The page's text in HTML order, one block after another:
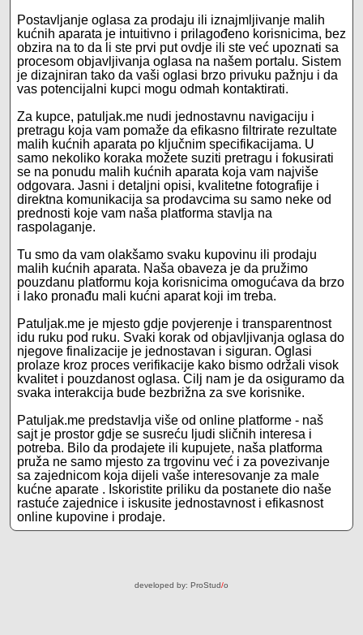
Postavljanje oglasa za prodaju ili iznajmljivanje malih
kućnih aparata je intuitivno i prilagođeno korisnicima, bez
obzira na to da li ste prvi put ovdje ili ste već upoznati sa
procesom objavljivanja oglasa na našem portalu. Sistem
je dizajniran tako da vaši oglasi brzo privuku pažnju i da
vas potencijalni kupci mogu odmah kontaktirati.
Za kupce, patuljak.me nudi jednostavnu navigaciju i
pretragu koja vam pomaže da efikasno filtrirate rezultate
malih kućnih aparata po ključnim specifikacijama. U
samo nekoliko koraka možete suziti pretragu i fokusirati
se na ponudu malih kućnih aparata koja vam najviše
odgovara. Jasni i detaljni opisi, kvalitetne fotografije i
direktna komunikacija sa prodavcima su samo neke od
prednosti koje vam naša platforma stavlja na
raspolaganje.
Tu smo da vam olakšamo svaku kupovinu ili prodaju
malih kućnih aparata. Naša obaveza je da pružimo
pouzdanu platformu koja korisnicima omogućava da brzo
i lako pronađu mali kućni aparat koji im treba.
Patuljak.me je mjesto gdje povjerenje i transparentnost
idu ruku pod ruku. Svaki korak od objavljivanja oglasa do
njegove finalizacije je jednostavan i siguran. Oglasi
prolaze kroz proces verifikacije kako bismo održali visok
kvalitet i pouzdanost oglasa. Cilj nam je da osiguramo da
svaka interakcija bude bezbrižna za sve korisnike.
Patuljak.me predstavlja više od online platforme - naš
sajt je prostor gdje se susreću ljudi sličnih interesa i
potreba. Bilo da prodajete ili kupujete, naša platforma
pruža ne samo mjesto za trgovinu već i za povezivanje
sa zajednicom koja dijeli vaše interesovanje za male
kućne aparate . Iskoristite priliku da postanete dio naše
rastuće zajednice i iskusite jednostavnost i efikasnost
online kupovine i prodaje.
developed by: ProStud/o